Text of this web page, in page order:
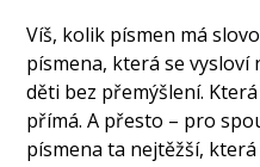
Víš, kolik písmen má
písmena, která se vysloví
děti bez přemýšlení.
přímá. A přesto – pro
písmena ta nejtěžší,